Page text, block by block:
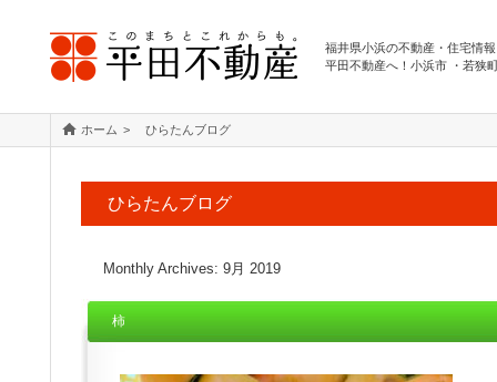
福井県小浜の不動産・住宅情
平田不動産へ！小浜市 ・若狭
ホーム ひらたんブログ
ひらたんブログ
Monthly Archives: 9月 2019
柿